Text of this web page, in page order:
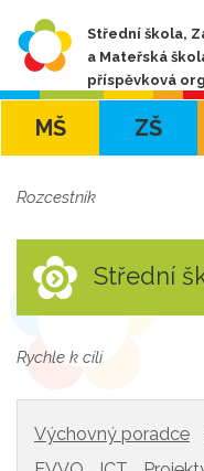
Střední škola,
a Mateřská
příspěvková
MŠ ZŠ
Rozcestník
Střední
Rychle k cíli
Výchovný poradce